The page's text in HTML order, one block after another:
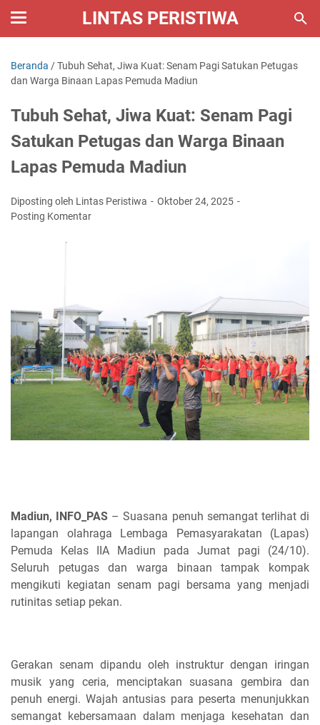
LINTAS PERISTIWA
Beranda /Tubuh Sehat, Jiwa Kuat: Senam Pagi Satukan Petugas
dan Warga Binaan Lapas Pemuda Madiun
Tubuh Sehat, Jiwa Kuat: Senam Pagi
Satukan Petugas dan Warga Binaan
Lapas Pemuda Madiun
Diposting oleh Lintas Peristiwa
Oktober 24, 2025
Posting Komentar
Madiun, INFO_PAS – Suasana penuh semangat terlihat di
lapangan olahraga Lembaga Pemasyarakatan (Lapas)
Pemuda Kelas IIA Madiun pada Jumat pagi (24/10).
Seluruh petugas dan warga binaan tampak kompak
mengikuti kegiatan senam pagi bersama yang menjadi
rutinitas setiap pekan.
Gerakan senam dipandu oleh instruktur dengan iringan
musik yang ceria, menciptakan suasana gembira dan
penuh energi. Wajah antusias para peserta menunjukkan
semangat kebersamaan dalam menjaga kesehatan dan